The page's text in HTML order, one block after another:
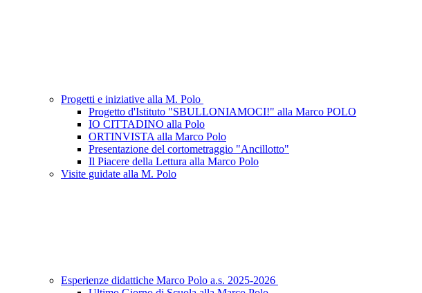
Progetti e iniziative alla M. Polo
Progetto d'Istituto "SBULLONIAMOCI!" alla Marco POLO
IO CITTADINO alla Polo
ORTINVISTA alla Marco Polo
Presentazione del cortometraggio "Ancillotto"
Il Piacere della Lettura alla Marco Polo
Visite guidate alla M. Polo
Esperienze didattiche Marco Polo a.s. 2025-2026